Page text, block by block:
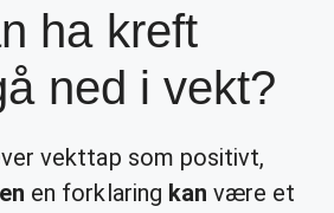
ha kreft
ned i vekt?
vekttap som positivt,
en forklaring kan være et